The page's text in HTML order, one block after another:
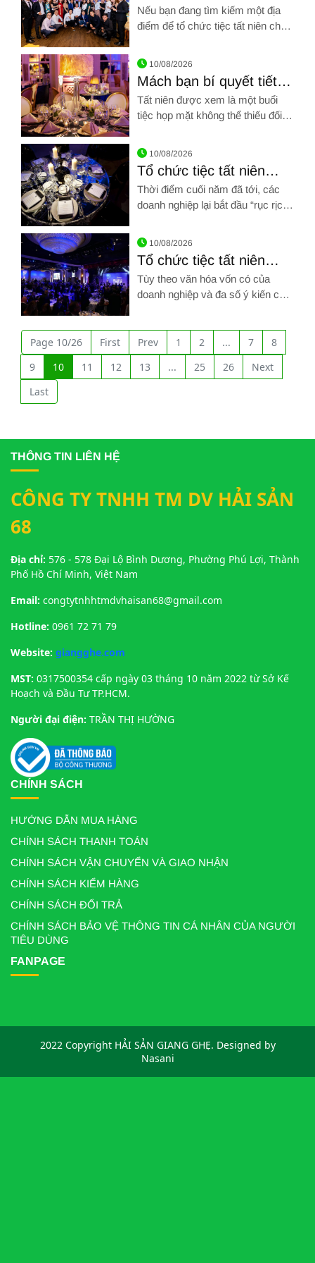
Hình ảnh về ĐẶT TẤT NIÊN Ở ĐÂU TẠI TP HỒ CHÍ MINH?
TẠI TP HỒ CHÍ MINH?
Nếu bạn đang tìm kiếm một địa
điểm để tổ chức tiệc tất niên cho
giản là tu họp cùng bạn bè chiến
hữu thì Hải sản Giang Ghẹ chắc
chắn sẽ là một lựa chọn đảm bảo
không làm bạn phải thất vọng
Hình ảnh về Mách bạn bí quyết tiết kiệm tổ chức tiệc tất niên
10/08/2026
Mách bạn bí quyết tiết
kiệm tổ chức tiệc tất
niên
Tất niên được xem là một buổi
tiệc họp mặt không thể thiếu đối
đến xuân về.
Hình ảnh về Tổ chức tiệc tất niên công ty cần lưu ý những gì?
10/08/2026
Tổ chức tiệc tất niên
công ty cần lưu ý những
gì?
Thời điểm cuối năm đã tới, các
doanh nghiệp lại bắt đầu “rục rịch”
để tổ chức tiệc tất niên cho công
ty, doanh nghiệp của mình
10/08/2026
Tổ chức tiệc tất niên
công ty cần có những
gì?
Tùy theo văn hóa vốn có của
doanh nghiệp và đa số ý kiến của
cách thức tổ chức tiệc tất niên
cho phù hợp.
Page 10/26 First Prev 1 2 ... 7
8
9
10 11 12 13 ... 25 26
Next
Last
THÔNG TIN LIÊN HỆ
CÔNG TY TNHH TM DV HẢI SẢN
68
Địa chỉ: 576 - 578 Đại Lộ Bình Dương, Phường Phú Lợi, Thành
Phố Hồ Chí Minh, Việt Nam
Email: congtytnhhtmdvhaisan68@gmail.com
Hotline: 0961 72 71 79
Website: giangghe.com
MST: 0317500354 cấp ngày 03 tháng 10 năm 2022 từ Sở Kế
Hoạch và Đầu Tư TP.HCM.
Người đại điện: TRẦN THỊ HƯỜNG
CHÍNH SÁCH
HƯỚNG DẪN MUA HÀNG
CHÍNH SÁCH THANH TOÁN
CHÍNH SÁCH VẬN CHUYỂN VÀ GIAO NHẬN
CHÍNH SÁCH KIỂM HÀNG
CHÍNH SÁCH ĐỔI TRẢ
CHÍNH SÁCH BẢO VỆ THÔNG TIN CÁ NHÂN CỦA NGƯỜI
TIÊU DÙNG
FANPAGE
2022 Copyright HẢI SẢN GIANG GHẸ. Designed by
Nasani